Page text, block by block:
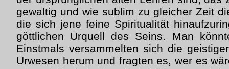
gewaltig und wie sublim zu gleicher Zeit
die sich jene feine Spiritualität
göttlichen Urquell des Seins. Man
Einstmals versammelten sich die
Urwesen herum und fragten es, wer es